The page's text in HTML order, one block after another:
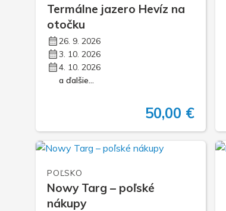
Termálne jazero Hevíz na
otočku
26. 9. 2026
3. 10. 2026
4. 10. 2026
a ďalšie...
50,00 €
POĽSKO
Nowy Targ – poľské
nákupy